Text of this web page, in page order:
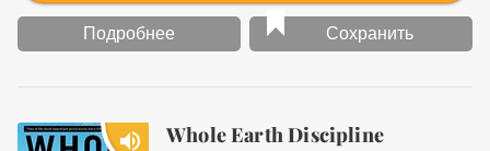
Подробнее Сохранить
Whole Earth Discipline